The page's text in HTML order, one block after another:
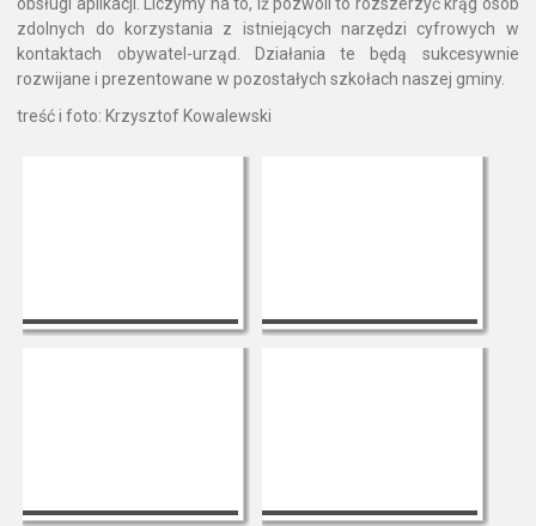
zdolnych do korzystania z istniejących narzędzi cyfrowych w
kontaktach obywatel-urząd. Działania te będą sukcesywnie
rozwijane i prezentowane w pozostałych szkołach naszej gminy.
treść i foto: Krzysztof Kowalewski